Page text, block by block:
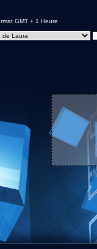
GMT + 1 Heure